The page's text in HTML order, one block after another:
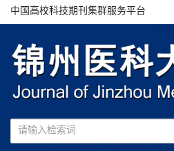
中国高校科技期刊集群服务平台